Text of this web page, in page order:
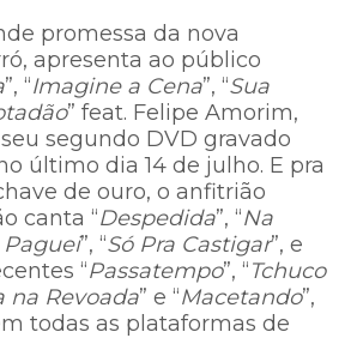
promessa da nova
apresenta ao público
”, “Imagine a Cena”, “Sua
” feat. Felipe Amorim,
segundo DVD gravado
último dia 14 de julho. E pra
de ouro, o anfitrião
canta “Despedida”, “Na
Paguei”, “Só Pra Castigar”, e
“Passatempo”, “Tchuco
na Revoada” e “Macetando”,
todas as plataformas de